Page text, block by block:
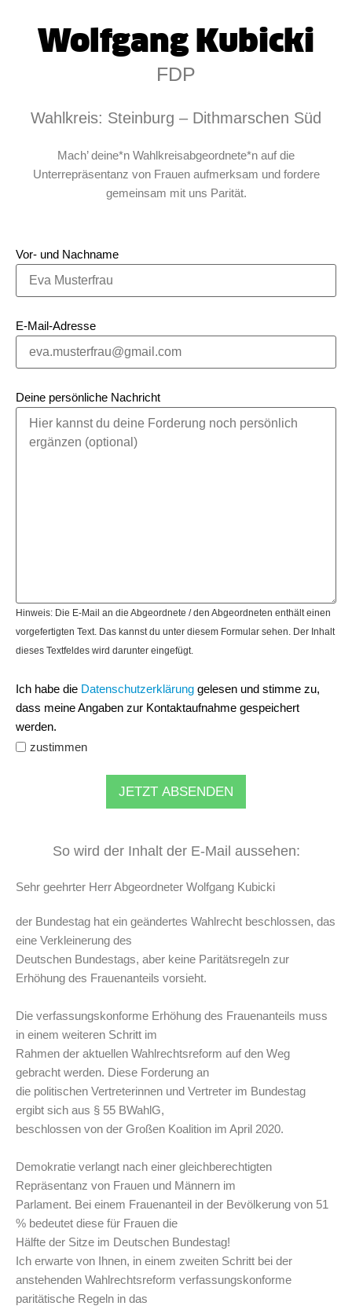
Wolfgang Kubicki
FDP
Wahlkreis: Steinburg – Dithmarschen Süd
Mach’ deine*n Wahlkreisabgeordnete*n auf die
Unterrepräsentanz von Frauen aufmerksam und fordere
gemeinsam mit uns Parität.
Vor- und Nachname
E-Mail-Adresse
Deine persönliche Nachricht
Hinweis: Die E-Mail an die Abgeordnete / den Abgeordneten enthält einen
vorgefertigten Text. Das kannst du unter diesem Formular sehen. Der Inhalt
dieses Textfeldes wird darunter eingefügt.
Ich habe die Datenschutzerklärung gelesen und stimme zu,
dass meine Angaben zur Kontaktaufnahme gespeichert
werden.
zustimmen
JETZT ABSENDEN
So wird der Inhalt der E-Mail aussehen:
Sehr geehrter Herr Abgeordneter Wolfgang Kubicki
der Bundestag hat ein geändertes Wahlrecht beschlossen, das
eine Verkleinerung des
Deutschen Bundestags, aber keine Paritätsregeln zur
Erhöhung des Frauenanteils vorsieht.
Die verfassungskonforme Erhöhung des Frauenanteils muss
in einem weiteren Schritt im
Rahmen der aktuellen Wahlrechtsreform auf den Weg
gebracht werden. Diese Forderung an
die politischen Vertreterinnen und Vertreter im Bundestag
ergibt sich aus § 55 BWahlG,
beschlossen von der Großen Koalition im April 2020.
Demokratie verlangt nach einer gleichberechtigten
Repräsentanz von Frauen und Männern im
Parlament. Bei einem Frauenanteil in der Bevölkerung von 51
% bedeutet diese für Frauen die
Hälfte der Sitze im Deutschen Bundestag!
Ich erwarte von Ihnen, in einem zweiten Schritt bei der
anstehenden Wahlrechtsreform verfassungskonforme
paritätische Regeln in das